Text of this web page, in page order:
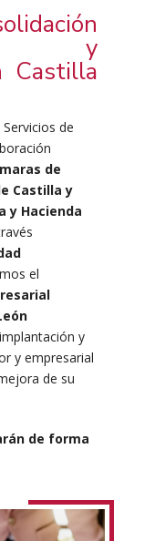
y
Castilla
de
de
Castilla y
y Hacienda
el
y
y empresarial
de su
de forma